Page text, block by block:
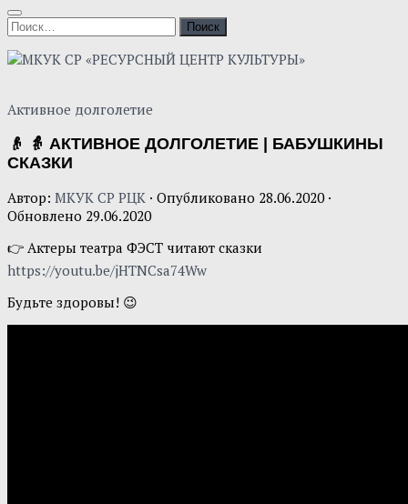
Активное долголетие
👴 👵 АКТИВНОЕ ДОЛГОЛЕТИЕ | БАБУШКИНЫ
СКАЗКИ
Автор: МКУК СР РЦК · Опубликовано 28.06.2020·
Обновлено 29.06.2020
👉 Актеры театра ФЭСТ читают сказки
https://youtu.be/jHTNCsa74Ww
Будьте здоровы! 😉